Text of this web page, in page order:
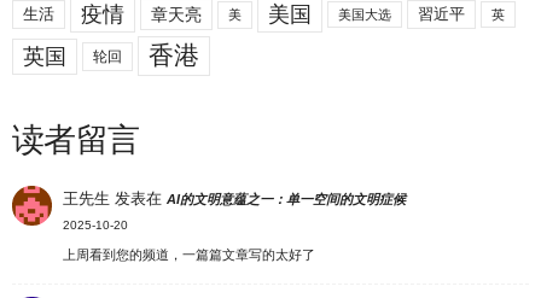
生活 疫情 章天亮 美 美国 美国大选 習近平 英
英国 轮回 香港
读者留言
王先生 发表在AI的文明意蕴之一：单一空间的文明症候
2025-10-20
上周看到您的频道，一篇篇文章写的太好了